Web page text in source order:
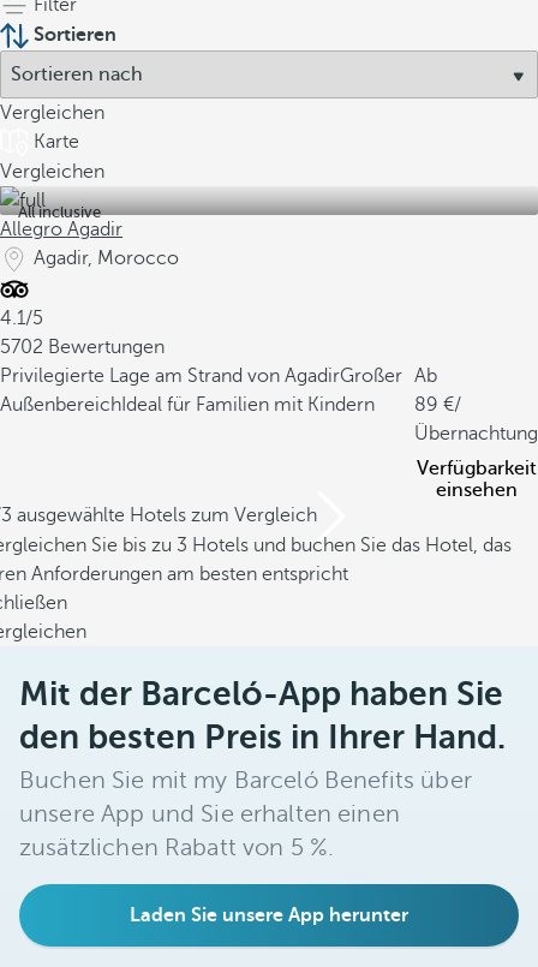
Filter
Sortieren
Vergleichen
Karte
Vergleichen
All inclusive
Allegro Agadir
Agadir, Morocco
4.1/5
5702 Bewertungen
Privilegierte Lage am Strand von AgadirGroßer
Außenbereich Ideal für Familien mit Kindern
Ab
89
/
Übernachtung
Verfügbarkeit
einsehen
ausgewählte Hotels zum Vergleich
Sie bis zu 3 Hotels und buchen Sie das Hotel, das
Anforderungen am besten entspricht
Mit der Barceló-App haben Sie
den besten Preis in Ihrer Hand.
Buchen Sie mit my Barceló Benefits über
unsere App und Sie erhalten einen
zusätzlichen Rabatt von 5 %.
Laden Sie unsere App herunter